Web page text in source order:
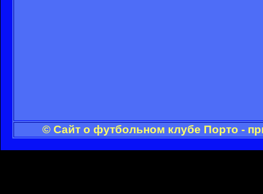
© Сайт о футбольном клубе Порто -